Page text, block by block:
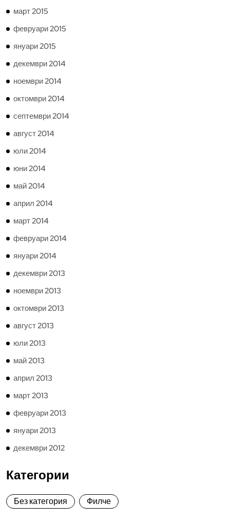
март 2015
февруари 2015
януари 2015
декември 2014
ноември 2014
октомври 2014
септември 2014
август 2014
юли 2014
юни 2014
май 2014
април 2014
март 2014
февруари 2014
януари 2014
декември 2013
ноември 2013
октомври 2013
август 2013
юли 2013
май 2013
април 2013
март 2013
февруари 2013
януари 2013
декември 2012
Категории
Без категория Филче